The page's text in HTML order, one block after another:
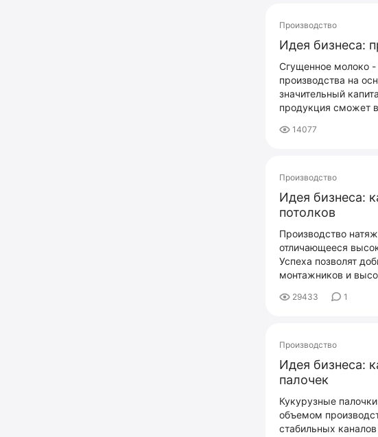
Производство
Идея бизнеса:
Сгущенное молоко -
производства на
значительный
продукция сможет
14077
Производство
Идея бизнеса:
потолков
Производство
отличающееся
Успеха позволят
монтажников и
29433 1
Производство
Идея бизнеса:
палочек
Кукурузные
объемом
стабильных